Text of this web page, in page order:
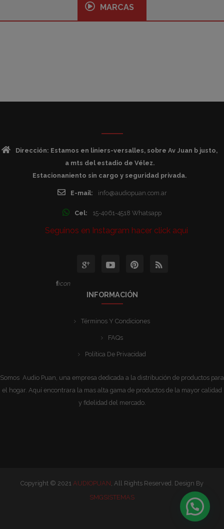
MARCAS
Dirección: Estamos en liniers-versalles, sobre Av Juan b justo,
a mts del estadio de Vélez.
Estacionaniento sin cargo y seguridad privada.
E-mail: info@audiopuan.com.ar
Cel: 15-4061-4518 Whatsapp
Seguinos en Instagram hacer click aqui
icon
INFORMACIÓN
Términos Y Condiciones
FAQs
Política De Privacidad
Somos Audio Puan, una empresa dedicada a la distribución de productos para
el hogar. Aquí encontrara la mas alta gama de productos de la mayor calidad
y fidelidad del mercado.
Copyright © 2021 AUDIOPUAN , All Rights Reserved. Design By
SMGSISTEMAS